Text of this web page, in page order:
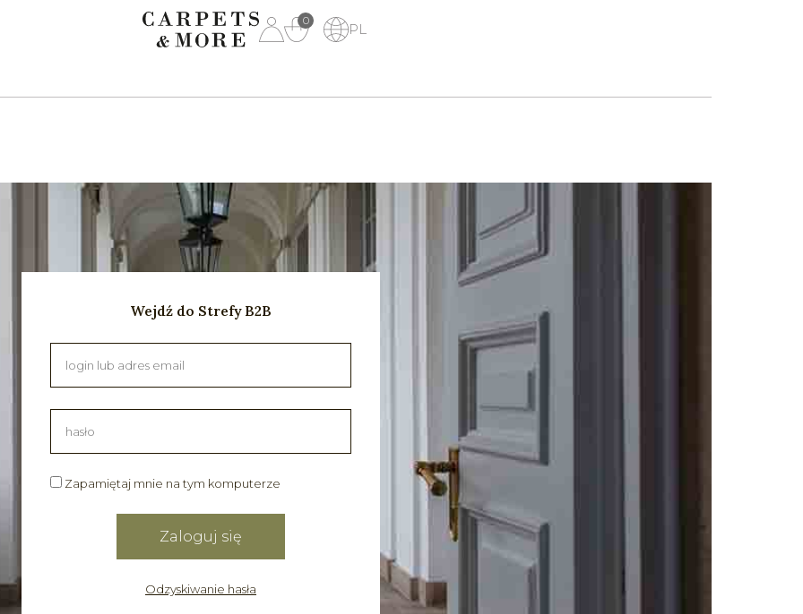
0
PL
Wejdź do Strefy B2B
Zapamiętaj mnie na tym komputerze
Odzyskiwanie hasła